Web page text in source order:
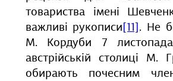
товариства імені
важливі рукописи [11] . Не
М. Кордуби 7
австрійській столиці М.
обирають почесним